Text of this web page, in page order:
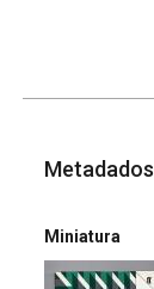
Metadados
Miniatura